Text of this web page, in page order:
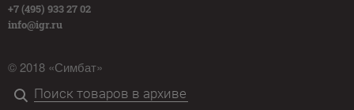
+7 (495) 933 27 02
info@igr.ru
© 2018 «Симбат»